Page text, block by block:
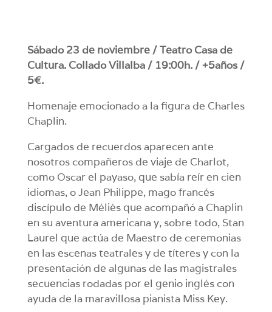
Sábado 23 de noviembre / Teatro Casa de
Cultura. Collado Villalba / 19:00h. / +5años /
5€.
Homenaje emocionado a la figura de Charles
Chaplin.
Cargados de recuerdos aparecen ante
nosotros compañeros de viaje de Charlot,
como Oscar el payaso, que sabía reír en cien
idiomas, o Jean Philippe, mago francés
discípulo de Méliès que acompañó a Chaplin
en su aventura americana y, sobre todo, Stan
Laurel que actúa de Maestro de ceremonias
en las escenas teatrales y de títeres y con la
presentación de algunas de las magistrales
secuencias rodadas por el genio inglés con
ayuda de la maravillosa pianista Miss Key.